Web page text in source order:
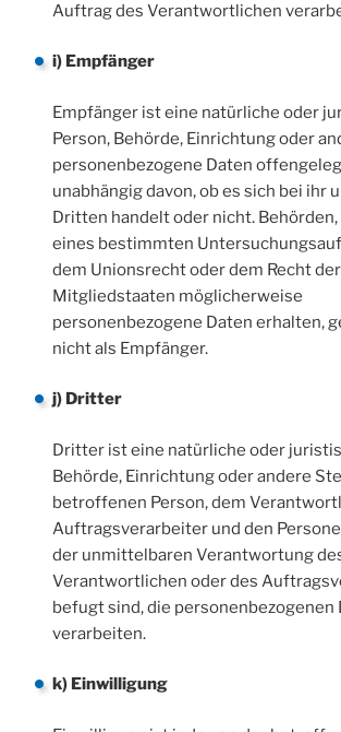
Auftrag des Verantwortlichen
i) Empfänger
Empfänger ist eine natürliche oder
Person, Behörde, Einrichtung oder
personenbezogene Daten
unabhängig davon, ob es sich bei ihr
Dritten handelt oder nicht. Behörden,
eines bestimmten
dem Unionsrecht oder dem Recht der
Mitgliedstaaten möglicherweise
personenbezogene Daten erhalten,
nicht als Empfänger.
j) Dritter
Dritter ist eine natürliche oder
Behörde, Einrichtung oder andere
betroffenen Person, dem
Auftragsverarbeiter und den
der unmittelbaren Verantwortung
Verantwortlichen oder des
befugt sind, die personenbezogenen
verarbeiten.
k) Einwilligung